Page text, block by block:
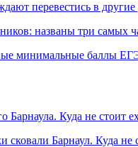
перевестись в
названы три самых
минимальные баллы
Барнаула. Куда не стоит
Барнаул. Куда не